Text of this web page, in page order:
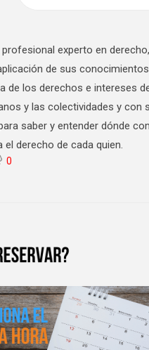
profesional experto en
de sus
de los derechos e intereses
y las colectividades y con
saber y entender dónde
el derecho de cada quien.
0